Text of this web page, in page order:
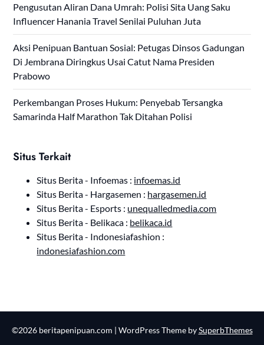
Pengusutan Aliran Dana Umrah: Polisi Sita Uang Saku
Influencer Hanania Travel Senilai Puluhan Juta
Aksi Penipuan Bantuan Sosial: Petugas Dinsos Gadungan
Di Jembrana Diringkus Usai Catut Nama Presiden
Prabowo
Perkembangan Proses Hukum: Penyebab Tersangka
Samarinda Half Marathon Tak Ditahan Polisi
Situs Terkait
Situs Berita - Infoemas : infoemas.id
Situs Berita - Hargasemen : hargasemen.id
Situs Berita - Esports : unequalledmedia.com
Situs Berita - Belikaca : belikaca.id
Situs Berita - Indonesiafashion :
indonesiafashion.com
©2026 beritapenipuan.com | WordPress Theme bySuperbThemes